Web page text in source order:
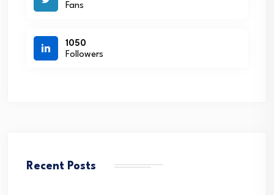
Fans
1050
Followers
Recent Posts